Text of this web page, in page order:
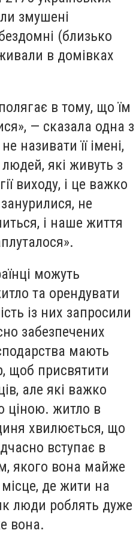
змушені
(близько
в домівках
в тому, що їм
— сказала одна з
називати її імені,
які живуть з
виходу, і це важко
не
і наше життя
можуть
та орендувати
із них запросили
забезпечених
мають
щоб присвятити
але які важко
ціною. житло в
хвилюється, що
вступає в
якого вона майже
де жити на
люди роблять дуже
вона.